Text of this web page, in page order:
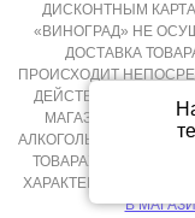
ДИСКОНТНЫМ
«ВИНОГРАД» НЕ
ДОСТАВКА
ПРОИСХОДИТ
ДЕЙСТВУЮЩИМ
МАГАЗИНА,
АЛКОГОЛЬНОЙ
ТОВАРАХ,
ХАРАКТЕР,
В